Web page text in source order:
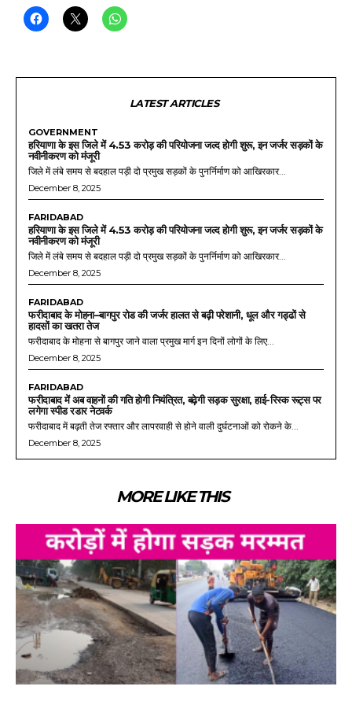
LATEST ARTICLES
GOVERNMENT
हरियाणा के इस जिले में 4.53 करोड़ की परियोजना जल्द होगी शुरू, इन जर्जर सड़कों के
नवीनीकरण को मंजूरी
जिले में लंबे समय से बदहाल पड़ी दो प्रमुख सड़कों के पुनर्निर्माण को आखिरकार...
December 8, 2025
FARIDABAD
हरियाणा के इस जिले में 4.53 करोड़ की परियोजना जल्द होगी शुरू, इन जर्जर सड़कों के
नवीनीकरण को मंजूरी
जिले में लंबे समय से बदहाल पड़ी दो प्रमुख सड़कों के पुनर्निर्माण को आखिरकार...
December 8, 2025
FARIDABAD
फरीदाबाद के मोहना–बागपुर रोड की जर्जर हालत से बढ़ी परेशानी, धूल और गड्ढों से
हादसों का खतरा तेज
फरीदाबाद के मोहना से बागपुर जाने वाला प्रमुख मार्ग इन दिनों लोगों के लिए...
December 8, 2025
FARIDABAD
फरीदाबाद में अब वाहनों की गति होगी नियंत्रित, बढ़ेगी सड़क सुरक्षा, हाई-रिस्क रूट्स पर
लगेगा स्पीड रडार नेटवर्क
फरीदाबाद में बढ़ती तेज रफ्तार और लापरवाही से होने वाली दुर्घटनाओं को रोकने के...
December 8, 2025
MORE LIKE THIS